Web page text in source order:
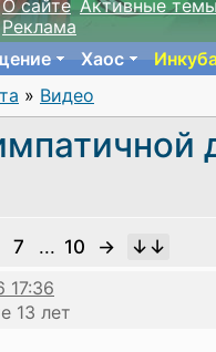
О сайте Активные
Реклама
Хаос
» Видео
7 ... 10
→
13 лет